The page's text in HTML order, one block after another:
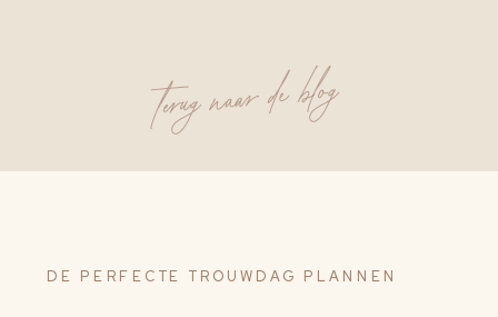
terug naar de blog
DE PERFECTE TROUWDAG PLANNEN